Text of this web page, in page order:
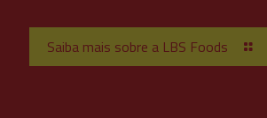
Saiba mais sobre a LBS Foods